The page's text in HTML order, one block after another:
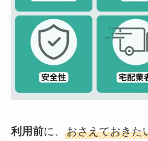
利用前に、 おさえておきた